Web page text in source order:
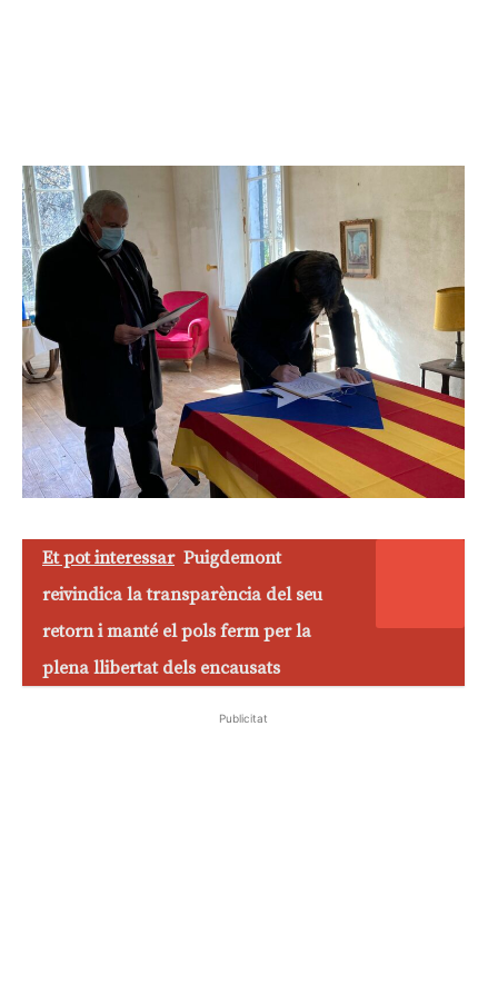
Et pot interessar Puigdemont
reivindica la transparència del seu
retorn i manté el pols ferm per la
plena llibertat dels encausats
Publicitat